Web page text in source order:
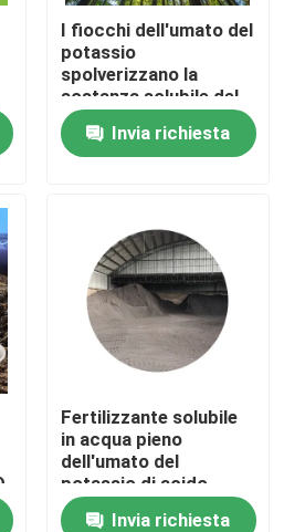
di acido umico
I fiocchi dell'umato del
potassio
spolverizzano la
sostanza solubile del
granello 100% in
acqua Invia richiesta
Fertilizzante solubile
in acqua pieno
dell'umato del
potassio di acido
umico di 65%
Invia richiesta